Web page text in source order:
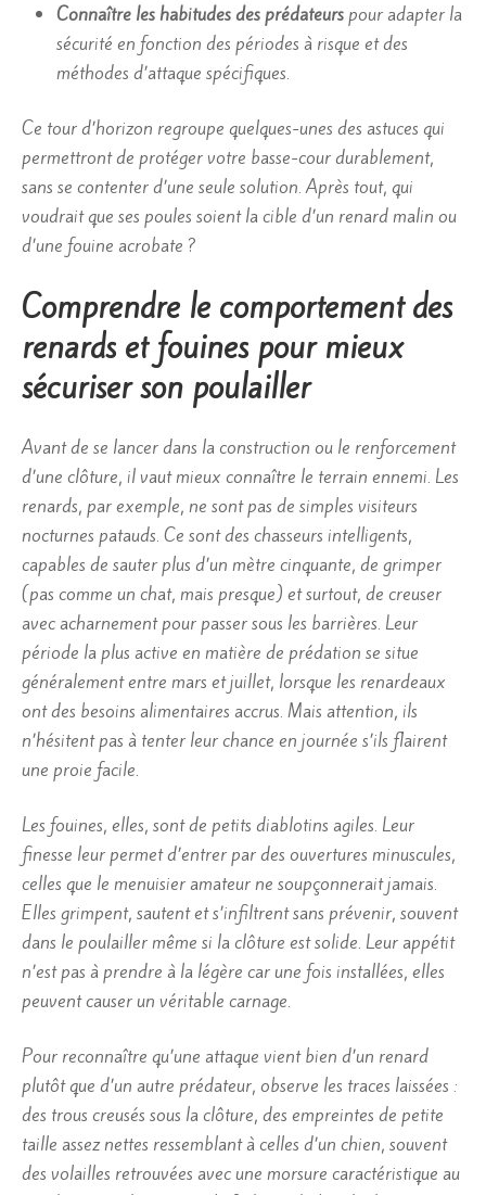
Connaître les habitudes des prédateurspour adapter la
sécurité en fonction des périodes à risque et des
méthodes d’attaque spécifiques.
Ce tour d’horizon regroupe quelques-unes des astuces qui
permettront de protéger votre basse-cour durablement,
sans se contenter d’une seule solution. Après tout, qui
voudrait que ses poules soient la cible d’un renard malin ou
d’une fouine acrobate ?
Comprendre le comportement des
renards et fouines pour mieux
sécuriser son poulailler
Avant de se lancer dans la construction ou le renforcement
d’une clôture, il vaut mieux connaître le terrain ennemi. Les
renards, par exemple, ne sont pas de simples visiteurs
nocturnes patauds. Ce sont des chasseurs intelligents,
capables de sauter plus d’un mètre cinquante, de grimper
(pas comme un chat, mais presque) et surtout, de creuser
avec acharnement pour passer sous les barrières. Leur
période la plus active en matière de prédation se situe
généralement entre mars et juillet, lorsque les renardeaux
ont des besoins alimentaires accrus. Mais attention, ils
n’hésitent pas à tenter leur chance en journée s’ils flairent
une proie facile.
Les fouines, elles, sont de petits diablotins agiles. Leur
finesse leur permet d’entrer par des ouvertures minuscules,
celles que le menuisier amateur ne soupçonnerait jamais.
Elles grimpent, sautent et s’infiltrent sans prévenir, souvent
dans le poulailler même si la clôture est solide. Leur appétit
n’est pas à prendre à la légère car une fois installées, elles
peuvent causer un véritable carnage.
Pour reconnaître qu’une attaque vient bien d’un renard
plutôt que d’un autre prédateur, observe les traces laissées :
des trous creusés sous la clôture, des empreintes de petite
taille assez nettes ressemblant à celles d’un chien, souvent
des volailles retrouvées avec une morsure caractéristique au